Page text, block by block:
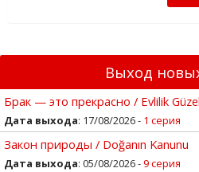
Выход
Брак — это прекрасно / Evlilik
Дата выхода: 17/08/2026 - 1 серия
Закон природы / Doğanın Kanunu
Дата выхода: 05/08/2026 -9 серия